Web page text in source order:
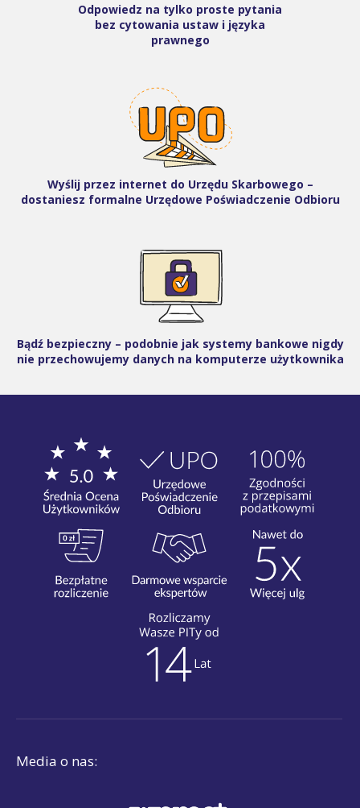
Odpowiedz na tylko proste pytania
bez cytowania ustaw i języka
prawnego
Wyślij przez internet do Urzędu Skarbowego –
dostaniesz formalne Urzędowe Poświadczenie Odbioru
Bądź bezpieczny – podobnie jak systemy bankowe nigdy
nie przechowujemy danych na komputerze użytkownika
Media o nas: